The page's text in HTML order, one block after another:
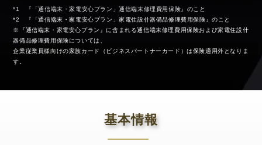
*1 『「通信端末・家電安心プラン」通信端末修理費用保険』のこと
*2 『「通信端末・家電安心プラン」家電住設什器備品修理費用保険』のこと
※『通信端末・家電安心プラン』に含まれる通信端末修理費用保険および家電住設什
器備品修理費用保険については、
企業従業員様向けの家族カード（ビジネスパートナーカード）は保険適用外となりま
す。
基本情報